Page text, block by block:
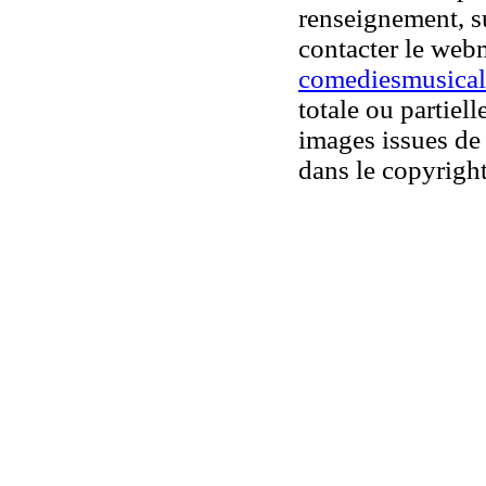
renseignement,
contacter le
totale ou
images issues
dans le